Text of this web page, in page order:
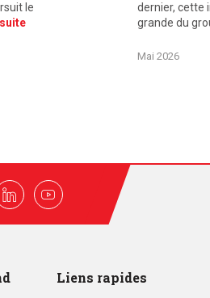
le
dernier, cette
grande du
Mai 2026
LinkedinYoutube
Liens rapides